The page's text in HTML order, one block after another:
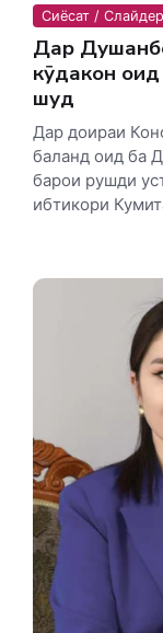
Сиёсат / Слайдер
Дар
кӯдакон
шуд
Дар доираи
баланд оид ба
барои рушди
ибтикори